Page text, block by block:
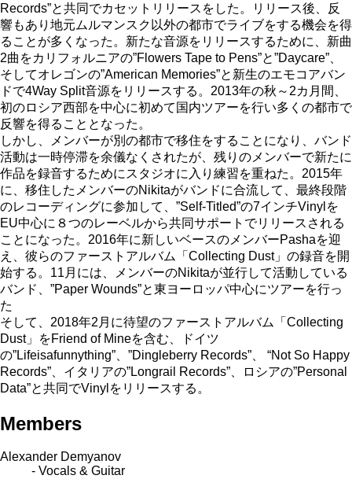
Records”と共同でカセットリリースをした。リリース後、反
響もあり地元ムルマンスク以外の都市でライブをする機会を得
ることが多くなった。新たな音源をリリースするために、新曲
2曲をカリフォルニアの”Flowers Tape to Pens”と”Daycare”、
そしてオレゴンの”American Memories”と新生のエモコアバン
ドで4Way Split音源をリリースする。2013年の秋～2カ月間、
初のロシア西部を中心に初めて国内ツアーを行い多くの都市で
反響を得ることとなった。
しかし、メンバーが別の都市で移住をすることになり、バンド
活動は一時停滞を余儀なくされたが、残りのメンバーで新たに
作品を録音するためにスタジオに入り練習を重ねた。2015年
に、移住したメンバーのNikitaがバンドに合流して、最終段階
のレコーディングに参加して、”Self-Titled”の7インチVinylを
EU中心に８つのレーベルから共同サポートでリリースされる
ことになった。2016年に新しいベースのメンバーPashaを迎
え、彼らのファーストアルバム「Collecting Dust」の録音を開
始する。11月には、メンバーのNikitaが並行して活動している
バンド、”Paper Wounds”と東ヨーロッパ中心にツアーを行っ
た
そして、2018年2月に待望のファーストアルバム「Collecting
Dust」をFriend of Mineを含む、ドイツ
の”Lifeisafunnything”、”Dingleberry Records”、 “Not So Happy
Records”、イタリアの”Longrail Records”、ロシアの”Personal
Data”と共同でVinylをリリースする。
Members
Alexander Demyanov
- Vocals & Guitar